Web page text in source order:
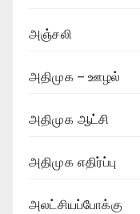
அஞ்சலி
அதிமுக – ஊழல்
அதிமுக ஆட்சி
அதிமுக எதிர்ப்பு
அலட்சியப்போக்கு